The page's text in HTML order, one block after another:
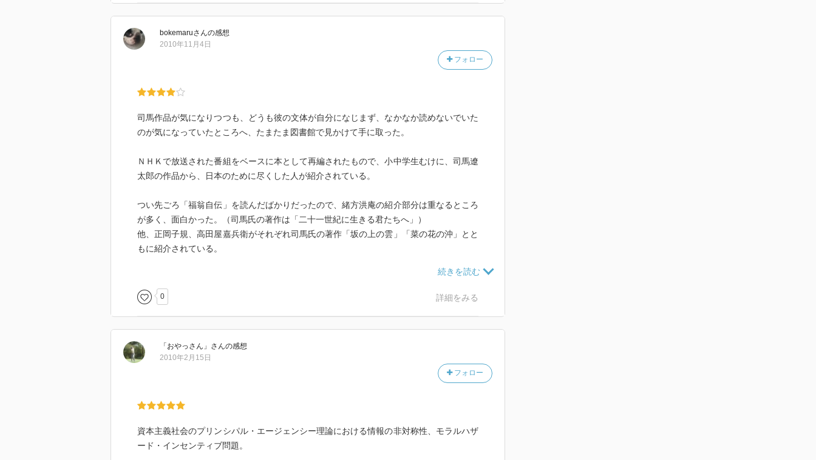
bokemaruさんの感想
フォロー
2010年11月4日
司馬作品が気になりつつも、どうも彼の文体が自分になじまず、なかなか読めないでいた
のが気になっていたところへ、たまたま図書館で見かけて手に取った。
ＮＨＫで放送された番組をベースに本として再編されたもので、小中学生むけに、司馬遼
太郎の作品から、日本のために尽くした人が紹介されている。
つい先ごろ「福翁自伝」を読んだばかりだったので、緒方洪庵の紹介部分は重なるところ
が多く、面白かった。（司馬氏の著作は「二十一世紀に生きる君たちへ」）
他、正岡子規、高田屋嘉兵衛がそれぞれ司馬氏の著作「坂の上の雲」「菜の花の沖」とと
もに紹介されている。
本書は息子に読ませるのにいいかも。
0 詳細をみる
「おやっさん」 さんの感想
フォロー
2010年2月15日
資本主義社会のプリンシパル・エージェンシー理論における情報の非対称性、モラルハザ
ード・インセンティブ問題。